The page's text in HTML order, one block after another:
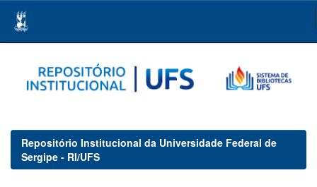
navigation
Repositório Institucional da Universidade Federal de
Sergipe - RI/UFS